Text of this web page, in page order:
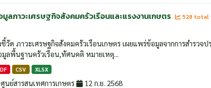
ลภาวะเศรษฐกิจสังคมครัวเรือนและแรงงานเกษตร 528 total
วัด ภาวะเศรษฐกิจสังคมครัวเรือนเกษตร เผยแพร่ข้อมูลจากการสำรว
ลพื้นฐานครัวเรือน,ทัศนคติ หมายเหตุ...
CSV XLSX
นย์สารสนเทศการเกษตร 12 ก.ย. 2568